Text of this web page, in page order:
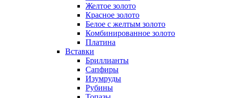
Желтое золото
Красное золото
Белое с желтым золото
Комбинированное золото
Платина
Вставки
Бриллианты
Сапфиры
Изумруды
Рубины